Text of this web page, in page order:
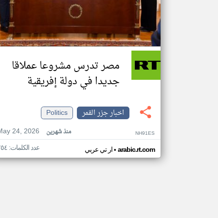
مصر تدرس مشروعا عملاقا
جديدا في دولة إفريقية
اخبار جزر القمر
Politics
24, 2026
منذ شهرين NH91ES
ار تي عربي• arabic.rt.com عدد الكلمات: ٢٥٤